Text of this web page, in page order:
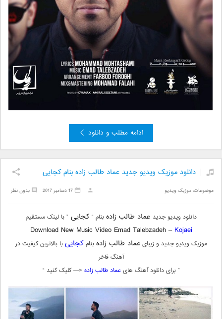
ادامه مطلب و دانلود
دانلود موزیک ویدیو جدید عماد طالب زاده بنام کجایی
موضوعات:موزیک ویدیو بدون نظر 17 دسامبر 2017
دانلود ویدیو جدید عماد طالب زادهبنام “کجایی” با لینک مستقیم
Download New Music Video Emad Talebzadeh – Kojaei
موزیک ویدیو جدید و زیبایعماد طالب زادهبنام کجاییبا بالاترین کیفیت در
آهنگ فاخر
” برای دانلود آهنگ هایعماد طالب زاده <— کلیک کنید “